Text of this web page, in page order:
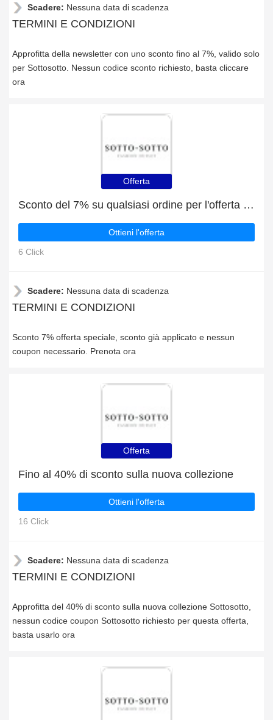
Scadere: Nessuna data di scadenza
TERMINI E CONDIZIONI
Approfitta della newsletter con uno sconto fino al 7%, valido solo
per Sottosotto. Nessun codice sconto richiesto, basta cliccare
ora
Offerta
Sconto del 7% su qualsiasi ordine per l'offerta speciale
Ottieni l'offerta
6 Click
Scadere: Nessuna data di scadenza
TERMINI E CONDIZIONI
Sconto 7% offerta speciale, sconto già applicato e nessun
coupon necessario. Prenota ora
Offerta
Fino al 40% di sconto sulla nuova collezione
Ottieni l'offerta
16 Click
Scadere: Nessuna data di scadenza
TERMINI E CONDIZIONI
Approfitta del 40% di sconto sulla nuova collezione Sottosotto,
nessun codice coupon Sottosotto richiesto per questa offerta,
basta usarlo ora